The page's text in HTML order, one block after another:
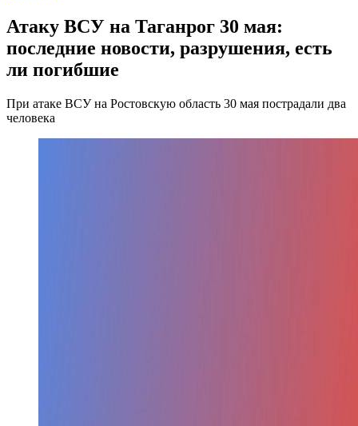
Атаку ВСУ на Таганрог 30 мая:
последние новости, разрушения, есть
ли погибшие
При атаке ВСУ на Ростовскую область 30 мая пострадали два
человека